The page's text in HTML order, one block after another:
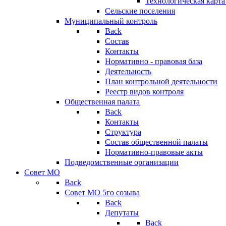
Сельские поселения
Муниципальный контроль
Back
Состав
Контакты
Нормативно - правовая база
Деятельность
План контрольной деятельности
Реестр видов контроля
Общественная палата
Back
Контакты
Структура
Состав общественной палаты
Нормативно-правовые акты
Подведомственные организации
Совет МО
Back
Совет МО 5го созыва
Back
Депутаты
Back